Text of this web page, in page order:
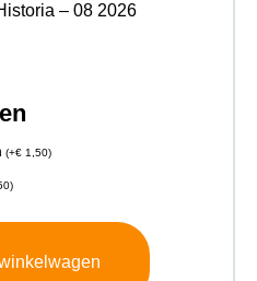
– 08 2026
(+€ 1,50)
)